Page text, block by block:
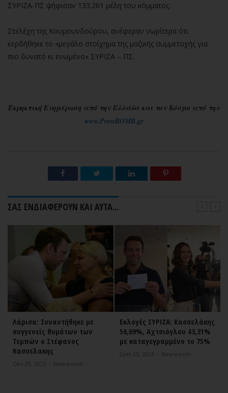
ΣΥΡΙΖΑ-ΠΣ ψήφισαν 133.261 μέλη του κόμματος.
Στελέχη της Κουμουνδούρου, ανέφεραν νωρίτερα ότι
κερδήθηκε το «μεγάλο στοίχημα της μαζικής συμμετοχής για
πιο δυνατό κι ενωμένο» ΣΥΡΙΖΑ – ΠΣ.
Εκρηκτική Ενημέρωση από την Ελλάδα και τον Κόσμο από την
www.PressBOMB.gr
ΣΑΣ ΕΝΔΙΑΦΕΡΟΥΝ ΚΑΙ ΑΥΤΑ...
Λάρισα: Συναντήθηκε με
συγγενείς θυμάτων των
Τεμπών ο Στέφανος
Κασσελακης
Οκτ 29, 2023 Newsroom
Εκλογές ΣΥΡΙΖΑ: Κασσελάκης
56,69%, Αχτσιόγλου 43,31%
με καταγεγραμμένο το 75%
Σεπτ 25, 2023 Newsroom